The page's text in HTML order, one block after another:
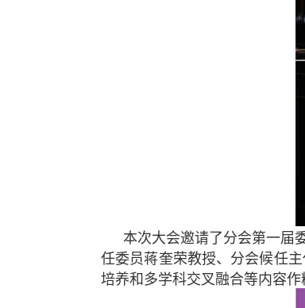
本次大会邀请了分会第一届
任委员蒋奎荣教授、分会候任
培养和多学科交叉融合等内容作